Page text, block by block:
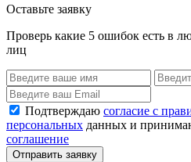
Оставьте заявку
Проверь какие 5 ошибок есть в
лиц
Подтверждаю согласие с
персональных данных и
соглашение
Отправить заявку